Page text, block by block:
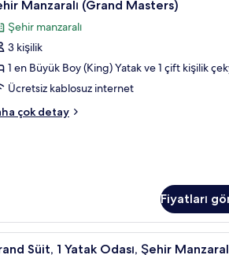
Manzaralı (Grand Masters)
Şehir manzaralı
3 kişilik
1 en Büyük Boy (King) Yatak ve 1 çift kişilik
Ücretsiz kablosuz internet
çok detay
Fiyatları
edilmiş| Ses yalıtımı, ücretsiz kablosuz
2 Süit, 1 Yatak Odası, Şehir